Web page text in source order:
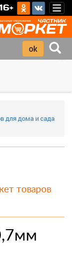
16+
для дома и сада
товаров
›